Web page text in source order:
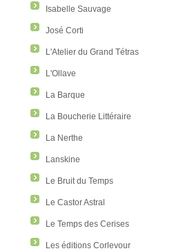
Isabelle Sauvage
José Corti
L'Atelier du Grand Tétras
L'Ollave
La Barque
La Boucherie Littéraire
La Nerthe
Lanskine
Le Bruit du Temps
Le Castor Astral
Le Temps des Cerises
Les éditions Corlevour